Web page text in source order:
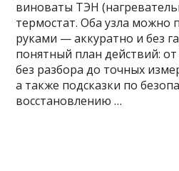
виноваты ТЭН
термостат. Оба узла можно
руками — аккуратно и без
понятный план действий:
без разбора до точных
а также подсказки по
восстановлению …